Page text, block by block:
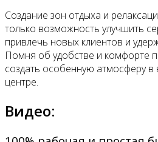
Создание зон отдыха и
только возможность улучшить
привлечь новых клиентов и
Помня об удобстве и комфорте
создать особенную атмосферу
центре.
Видео: